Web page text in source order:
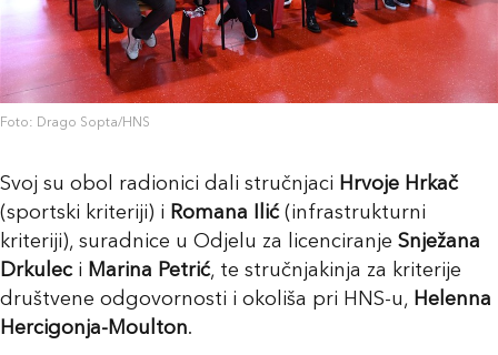
Foto: Drago Sopta/HNS
Svoj su obol radionici dali stručnjaci Hrvoje Hrkač
(sportski kriteriji) i Romana Ilić(infrastrukturni
kriteriji), suradnice u Odjelu za licenciranje Snježana
Drkulec i Marina Petrić, te stručnjakinja za kriterije
društvene odgovornosti i okoliša pri HNS-u, Helenna
Hercigonja-Moulton.